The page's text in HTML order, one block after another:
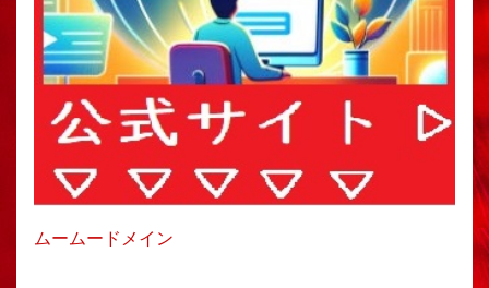
ムームードメイン